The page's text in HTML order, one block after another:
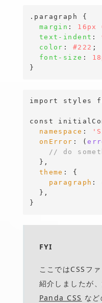
.paragraph
{
margin : 16px
text-indent :
color : #222 ;
font-size :
}
import styles
const
namespace :
onError : (
// do
} ,
theme : {
paragraph :
}
}
FYI
ここではCSSフ
紹介しましたが、
Panda CSS な